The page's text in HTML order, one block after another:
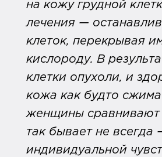
на кожу грудной
лечения —
клеток, перекрывая
кислороду. В
клетки опухоли, и
кожа как будто
женщины сравнивают
так бывает не всегда
индивидуальной